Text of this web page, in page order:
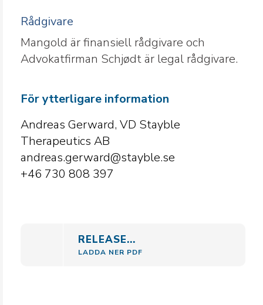
Rådgivare
Mangold är finansiell rådgivare och
Advokatfirman Schjødt är legal rådgivare.
För ytterligare information
Andreas Gerward, VD Stayble
Therapeutics AB
andreas.gerward@stayble.se
+46 730 808 397
RELEASE...
LADDA NER PDF